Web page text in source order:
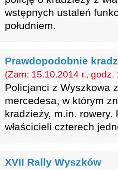
wstępnych ustaleń
południem.
Prawdopodobnie
(Zam: 15.10.2014 r., godz.
Policjanci z Wyszkowa
mercedesa, w którym
kradzieży, m.in.
właścicieli czterech
XVII Rally Wyszków